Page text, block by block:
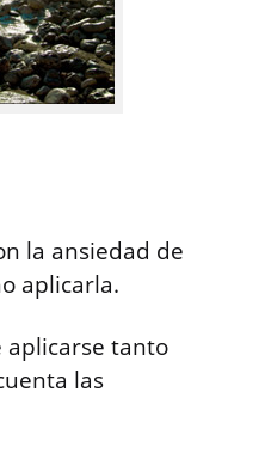
la ansiedad de
aplicarla.
aplicarse tanto
las